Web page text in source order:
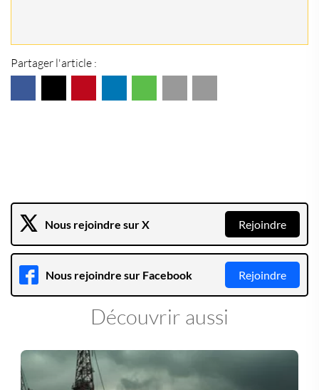
Partager l'article :
Nous rejoindre sur X Rejoindre
Nous rejoindre sur Facebook Rejoindre
Découvrir aussi